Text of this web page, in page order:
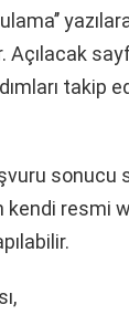
Açılacak
takip
sonucu
kendi resmi